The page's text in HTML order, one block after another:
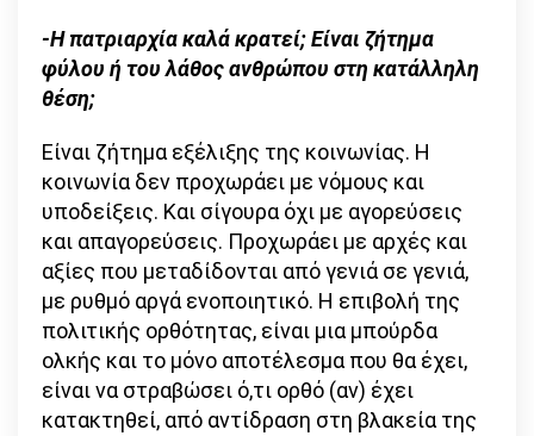
-Η πατριαρχία καλά κρατεί; Είναι ζήτημα
φύλου ή του λάθος ανθρώπου στη κατάλληλη
θέση;
Είναι ζήτημα εξέλιξης της κοινωνίας. Η
κοινωνία δεν προχωράει με νόμους και
υποδείξεις. Και σίγουρα όχι με αγορεύσεις
και απαγορεύσεις. Προχωράει με αρχές και
αξίες που μεταδίδονται από γενιά σε γενιά,
με ρυθμό αργά ενοποιητικό. Η επιβολή της
πολιτικής ορθότητας, είναι μια μπούρδα
ολκής και το μόνο αποτέλεσμα που θα έχει,
είναι να στραβώσει ό,τι ορθό (αν) έχει
κατακτηθεί, από αντίδραση στη βλακεία της